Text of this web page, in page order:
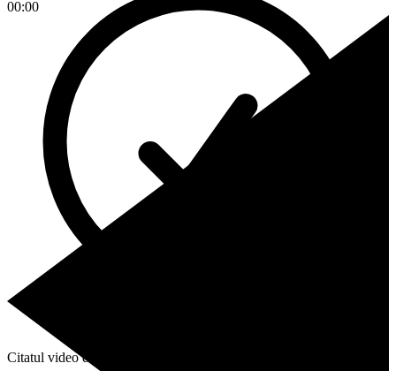
00:00
Citatul video este gata!